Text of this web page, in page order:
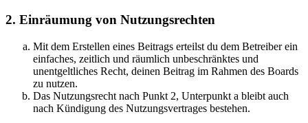
2. Einräumung von Nutzungsrechten
Mit dem Erstellen eines Beitrags erteilst du dem Betreiber ein
einfaches, zeitlich und räumlich unbeschränktes und
unentgeltliches Recht, deinen Beitrag im Rahmen des Boards
zu nutzen.
Das Nutzungsrecht nach Punkt 2, Unterpunkt a bleibt auch
nach Kündigung des Nutzungsvertrages bestehen.